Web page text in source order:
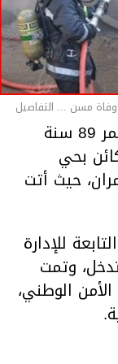
مسن ... التفاصيل
توفي يوم أمس مسن يبلغ من العمر 89 سنة
بحي
حيث أتت
للإدارة
وتمت
الوطني،